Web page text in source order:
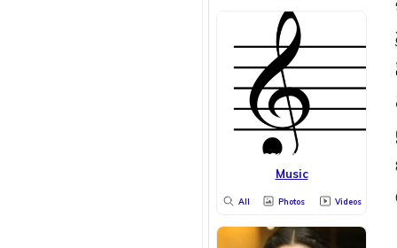
Music
All Photos Videos